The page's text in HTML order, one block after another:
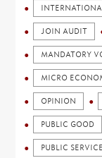
JOIN AUDIT
MANDATORY
MICRO
OPINION
PUBLIC GOOD
PUBLIC SERVICE